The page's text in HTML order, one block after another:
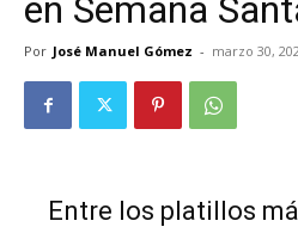
en Semana
Por José Manuel Gómez - marzo 30,
Entre los platillos